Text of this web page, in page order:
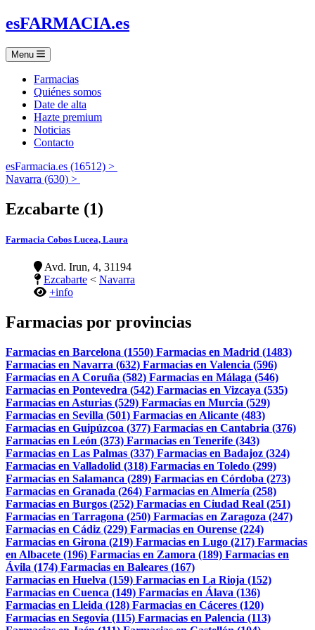
esFARMACIA.es
Menu
Farmacias
Quiénes somos
Date de alta
Hazte premium
Noticias
Contacto
esFarmacia.es (16512) >
Navarra (630) >
Ezcabarte (1)
Farmacia Cobos Lucea, Laura
Avd. Irun, 4, 31194
Ezcabarte < Navarra
+info
Farmacias por provincias
Farmacias en Barcelona (1550) Farmacias en Madrid (1483)
Farmacias en Navarra (632) Farmacias en Valencia (596)
Farmacias en A Coruña (582) Farmacias en Málaga (546)
Farmacias en Pontevedra (542) Farmacias en Vizcaya (535)
Farmacias en Asturias (529) Farmacias en Murcia (529)
Farmacias en Sevilla (501) Farmacias en Alicante (483)
Farmacias en Guipúzcoa (377) Farmacias en Cantabria (376)
Farmacias en León (373) Farmacias en Tenerife (343)
Farmacias en Las Palmas (337) Farmacias en Badajoz (324)
Farmacias en Valladolid (318) Farmacias en Toledo (299)
Farmacias en Salamanca (289) Farmacias en Córdoba (273)
Farmacias en Granada (264) Farmacias en Almería (258)
Farmacias en Burgos (252) Farmacias en Ciudad Real (251)
Farmacias en Tarragona (250) Farmacias en Zaragoza (247)
Farmacias en Cádiz (229) Farmacias en Ourense (224)
Farmacias en Girona (219) Farmacias en Lugo (217) Farmacias
en Albacete (196) Farmacias en Zamora (189) Farmacias en
Ávila (174) Farmacias en Baleares (167)
Farmacias en Huelva (159) Farmacias en La Rioja (152)
Farmacias en Cuenca (149) Farmacias en Álava (136)
Farmacias en Lleida (128) Farmacias en Cáceres (120)
Farmacias en Segovia (115) Farmacias en Palencia (113)